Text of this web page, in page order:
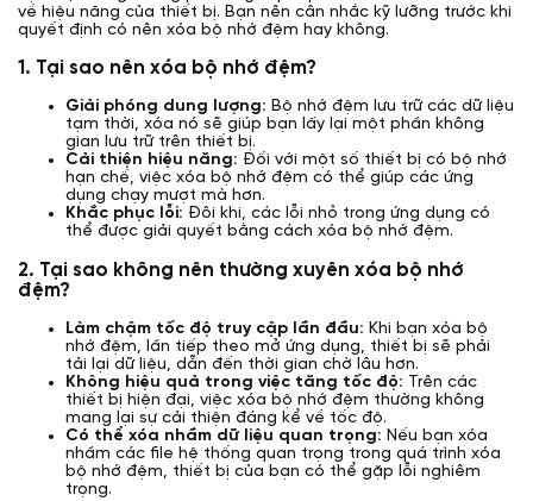
về hiệu năng của thiết bị. Bạn nên cân nhắc kỹ lưỡng trước khi
quyết định có nên xóa bộ nhớ đệm hay không.
1. Tại sao nên xóa bộ nhớ đệm?
Giải phóng dung lượng: Bộ nhớ đệm lưu trữ các dữ liệu
tạm thời, xóa nó sẽ giúp bạn lấy lại một phần không
gian lưu trữ trên thiết bị.
Cải thiện hiệu năng: Đối với một số thiết bị có bộ nhớ
hạn chế, việc xóa bộ nhớ đệm có thể giúp các ứng
dụng chạy mượt mà hơn.
Khắc phục lỗi: Đôi khi, các lỗi nhỏ trong ứng dụng có
thể được giải quyết bằng cách xóa bộ nhớ đệm.
2. Tại sao không nên thường xuyên xóa bộ nhớ
đệm?
Làm chậm tốc độ truy cập lần đầu: Khi bạn xóa bộ
nhớ đệm, lần tiếp theo mở ứng dụng, thiết bị sẽ phải
tải lại dữ liệu, dẫn đến thời gian chờ lâu hơn.
Không hiệu quả trong việc tăng tốc độ: Trên các
thiết bị hiện đại, việc xóa bộ nhớ đệm thường không
mang lại sự cải thiện đáng kể về tốc độ.
Có thể xóa nhầm dữ liệu quan trọng: Nếu bạn xóa
nhầm các file hệ thống quan trọng trong quá trình xóa
bộ nhớ đệm, thiết bị của bạn có thể gặp lỗi nghiêm
trọng.